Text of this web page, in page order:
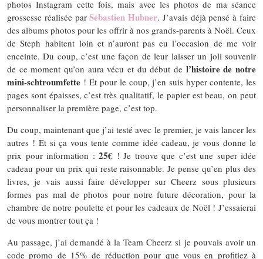
photos Instagram cette fois, mais avec les photos de ma séance
grossesse réalisée parSébastien Hubner. J’avais déjà pensé à faire
des albums photos pour les offrir à nos grands-parents à Noël. Ceux
de Steph habitent loin et n’auront pas eu l’occasion de me voir
enceinte. Du coup, c’est une façon de leur laisser un joli souvenir
de ce moment qu’on aura vécu et du début de l’histoire de notre
mini-schtroumfette ! Et pour le coup, j’en suis hyper contente, les
pages sont épaisses, c’est très qualitatif, le papier est beau, on peut
personnaliser la première page, c’est top.
Du coup, maintenant que j’ai testé avec le premier, je vais lancer les
autres ! Et si ça vous tente comme idée cadeau, je vous donne le
prix pour information : 25€ ! Je trouve que c’est une super idée
cadeau pour un prix qui reste raisonnable. Je pense qu’en plus des
livres, je vais aussi faire développer sur Cheerz sous plusieurs
formes pas mal de photos pour notre future décoration, pour la
chambre de notre poulette et pour les cadeaux de Noël ! J’essaierai
de vous montrer tout ça !
Au passage, j’ai demandé à la Team Cheerz si je pouvais avoir un
code promo de 15% de réduction pour que vous en profitiez à